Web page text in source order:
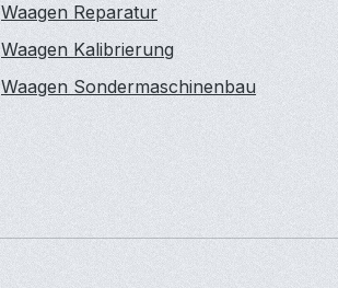
Waagen Reparatur
Waagen Kalibrierung
Waagen Sondermaschinenbau